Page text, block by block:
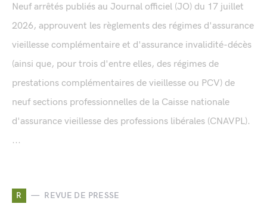
Neuf arrêtés publiés au Journal officiel (JO) du 17 juillet
2026, approuvent les règlements des régimes d'assurance
vieillesse complémentaire et d'assurance invalidité-décès
(ainsi que, pour trois d'entre elles, des régimes de
prestations complémentaires de vieillesse ou PCV) de
neuf sections professionnelles de la Caisse nationale
d'assurance vieillesse des professions libérales (CNAVPL).
...
R REVUE DE PRESSE